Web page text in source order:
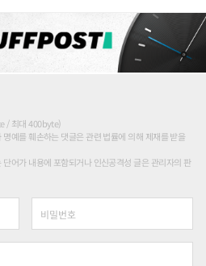
/ 최대 400byte)
예를 훼손하는 댓글은 관련 법률에 의해 제재를 받을
어가 내용에 포함되거나 인신공격성 글은 관리자의 판